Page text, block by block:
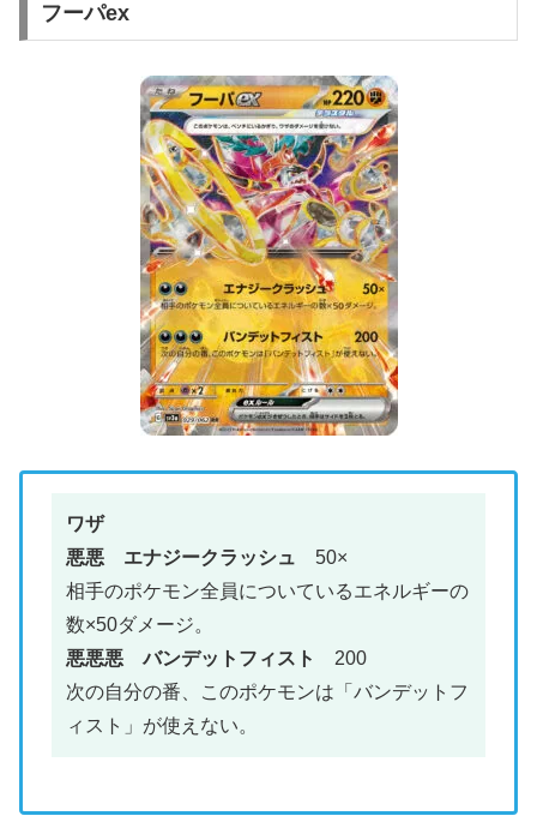
フーパex
ワザ
悪悪 エナジークラッシュ 50×
相手のポケモン全員についているエネルギーの
数×50ダメージ。
悪悪悪 バンデットフィスト
200
次の自分の番、このポケモンは「バンデットフ
ィスト」が使えない。